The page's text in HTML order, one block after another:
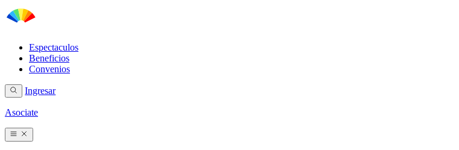
Espectaculos
Beneficios
Convenios
Ingresar
Asociate